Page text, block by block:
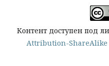
Контент доступен под
Attribution-ShareAlike